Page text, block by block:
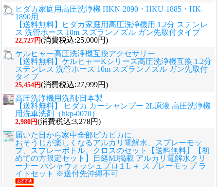
ヒダカ家庭用高圧洗浄機 HKN-2090・HKU-1885・HK-
1890用
【送料無料】ヒダカ家庭用高圧洗浄機用 1.2分 ステンレ
ス 洗管ホース 10m スズランノズル ガン先取付タイプ
22,727円(消費税込:25,000円)
ケルヒャー高圧洗浄機互換アクセサリー
【送料無料】ケルヒャーKシリーズ高圧洗浄機互換 1.2分
ステンレス 洗管ホース 10m スズランノズル ガン先取付
タイプ
25,454円(消費税込:27,999円)
高圧洗浄機用洗剤/日本製
【送料無料】 ヒダカ カーシャンプー 2L原液 高圧洗浄機
用洗車洗剤（hkp-0070）
2,980円(消費税込:3,278円)
届いた日から家中全部ピカピカに。
おそうじが楽しくなるアルカリ電解水、スプレーモッ
プ、スプレーボトル、クロスのセット
【送料無料】【初
めての方限定セット】日経MJ掲載 アルカリ電解水クリ
ーナー パシャウォッシュプロ１L ＋ スプレーモップ ラ
イトセット ※送付先沖縄不可